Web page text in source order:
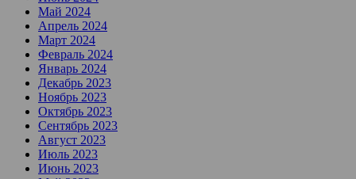
Май 2024
Апрель 2024
Март 2024
Февраль 2024
Январь 2024
Декабрь 2023
Ноябрь 2023
Октябрь 2023
Сентябрь 2023
Август 2023
Июль 2023
Июнь 2023